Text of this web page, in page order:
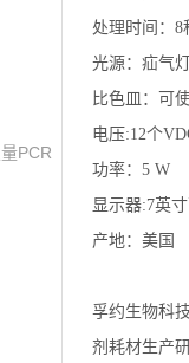
PCR
处理时间：8
光源：疝气灯
比色皿：可
电压:12个
功率：5 W
显示器:7英
产地：美国
孚约生物科
剂耗材生产